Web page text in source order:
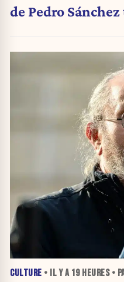
de Pedro
CULTURE • IL Y A 19 HEURES•